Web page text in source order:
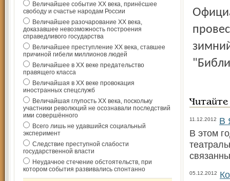
Величайшее событие ХХ века, принёсшее
свободу и счастье народам России
Величайшее разочарование ХХ века,
доказавшее невозможность построения
справедливого государства
Величайшее преступление ХХ века, ставшее
причиной гибели миллионов людей
Величайшее в ХХ веке предательство
правящего класса
Величайшая в ХХ веке провокация
иностранных спецслужб
Величайшая глупость ХХ века, поскольку
участники революций не осознавали последствий
ими совершённого
Всего лишь не удавшийся социальный
эксперимент
Следствие преступной слабости
государственной власти
Неудачное стечение обстоятельств, при
котором события развивались спонтанно
Официальное празднование столетнего юбилея решено
11.12.2012
В
В этом
05.12.2012